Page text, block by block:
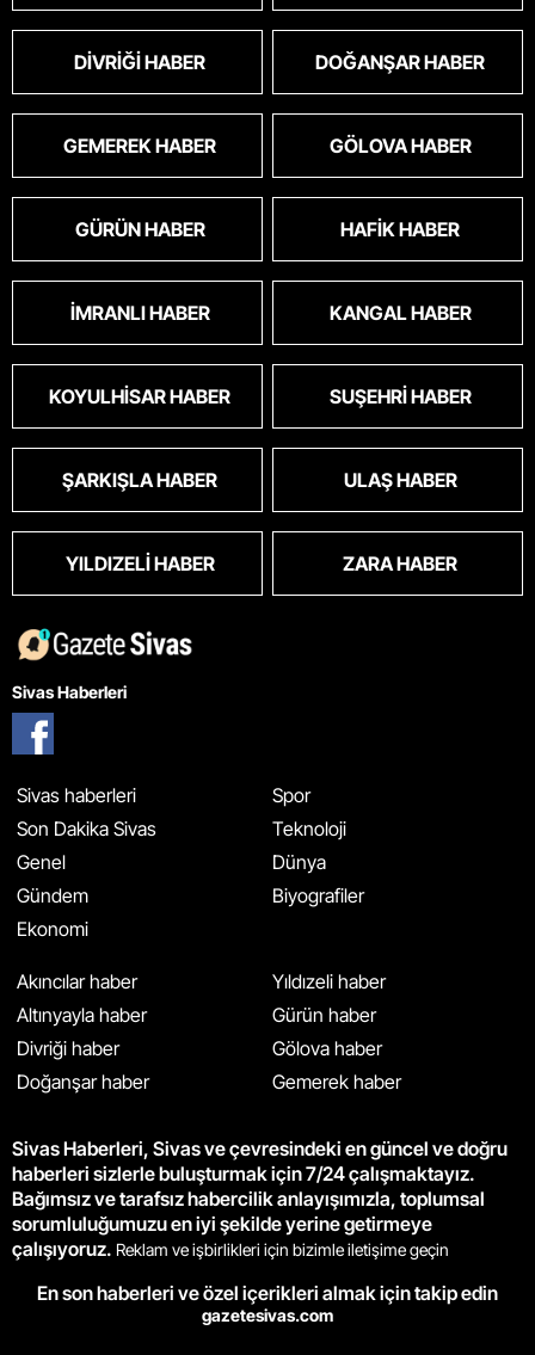
DIVRIĞI HABER DOĞANŞAR HABER
GEMEREK HABER GÖLOVA HABER
GÜRÜN HABER HAFIK HABER
İMRANLI HABER KANGAL HABER
KOYULHISAR HABER SUŞEHRI HABER
ŞARKIŞLA HABER ULAŞ HABER
YILDIZELI HABER ZARA HABER
Sivas Haberleri
Sivas haberleri
Son Dakika Sivas
Genel
Gündem
Ekonomi
Spor
Teknoloji
Dünya
Biyografiler
Akıncılar haber
Altınyayla haber
Divriği haber
Doğanşar haber
Yıldızeli haber
Gürün haber
Gölova haber
Gemerek haber
Sivas Haberleri, Sivas ve çevresindeki en güncel ve doğru
haberleri sizlerle buluşturmak için 7/24 çalışmaktayız.
Bağımsız ve tarafsız habercilik anlayışımızla, toplumsal
sorumluluğumuzu en iyi şekilde yerine getirmeye
çalışıyoruz. Reklam ve işbirlikleri için bizimle iletişime geçin
En son haberleri ve özel içerikleri almak için takip edin
gazetesivas.com